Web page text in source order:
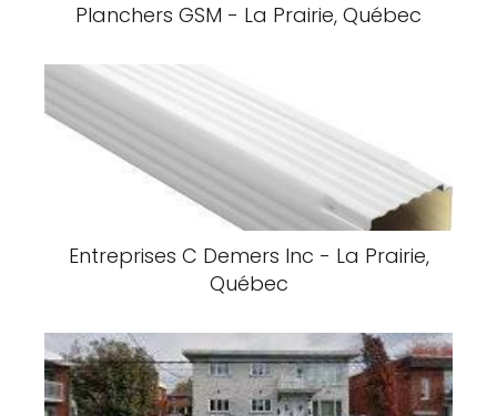
Planchers GSM - La Prairie, Québec
Entreprises C Demers Inc - La Prairie,
Québec